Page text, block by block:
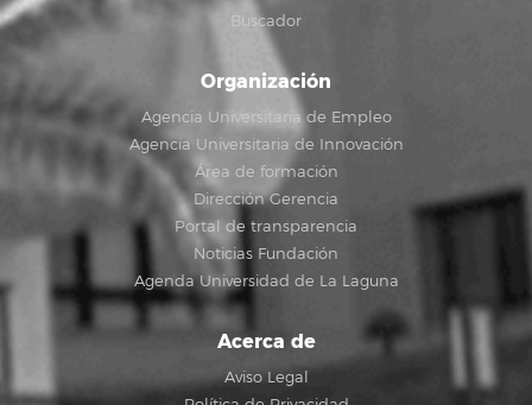
Buscador
Organización
Agencia Universitaria de Empleo
Agencia Universitaria de Innovación
Área de formación
Dirección Gerencia
Portal de transparencia
Noticias Fundación
Agenda Universidad de La Laguna
Acerca de
Aviso Legal